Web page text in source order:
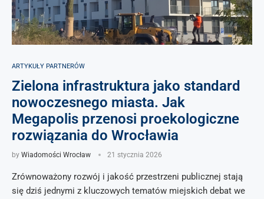
ARTYKUŁY PARTNERÓW
Zielona infrastruktura jako standard
nowoczesnego miasta. Jak
Megapolis przenosi proekologiczne
rozwiązania do Wrocławia
by Wiadomości Wrocław 21 stycznia 2026
Zrównoważony rozwój i jakość przestrzeni publicznej stają
się dziś jednymi z kluczowych tematów miejskich debat we